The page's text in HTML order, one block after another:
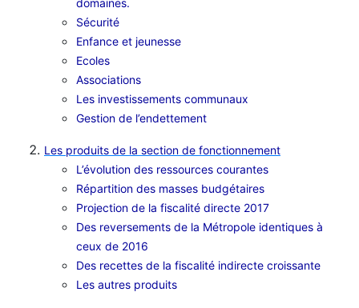
domaines.
Sécurité
Enfance et jeunesse
Ecoles
Associations
Les investissements communaux
Gestion de l’endettement
Les produits de la section de fonctionnement
L’évolution des ressources courantes
Répartition des masses budgétaires
Projection de la fiscalité directe 2017
Des reversements de la Métropole identiques à
ceux de 2016
Des recettes de la fiscalité indirecte croissante
Les autres produits